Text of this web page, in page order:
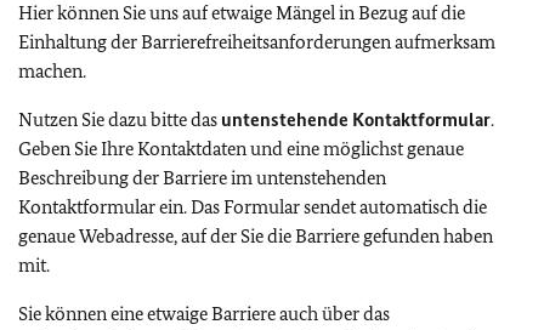
Hier können Sie uns auf etwaige Mängel in Bezug auf die
Einhaltung der Barrierefreiheitsanforderungen aufmerksam
machen.
Nutzen Sie dazu bitte das untenstehende Kontaktformular.
Geben Sie Ihre Kontaktdaten und eine möglichst genaue
Beschreibung der Barriere im untenstehenden
Kontaktformular ein. Das Formular sendet automatisch die
genaue Webadresse, auf der Sie die Barriere gefunden haben
mit.
Sie können eine etwaige Barriere auch über das